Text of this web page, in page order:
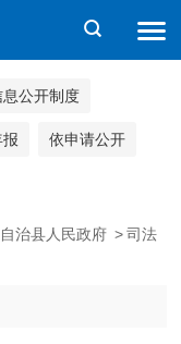
息公开制度
依申请公开
治县人民政府 > 司法